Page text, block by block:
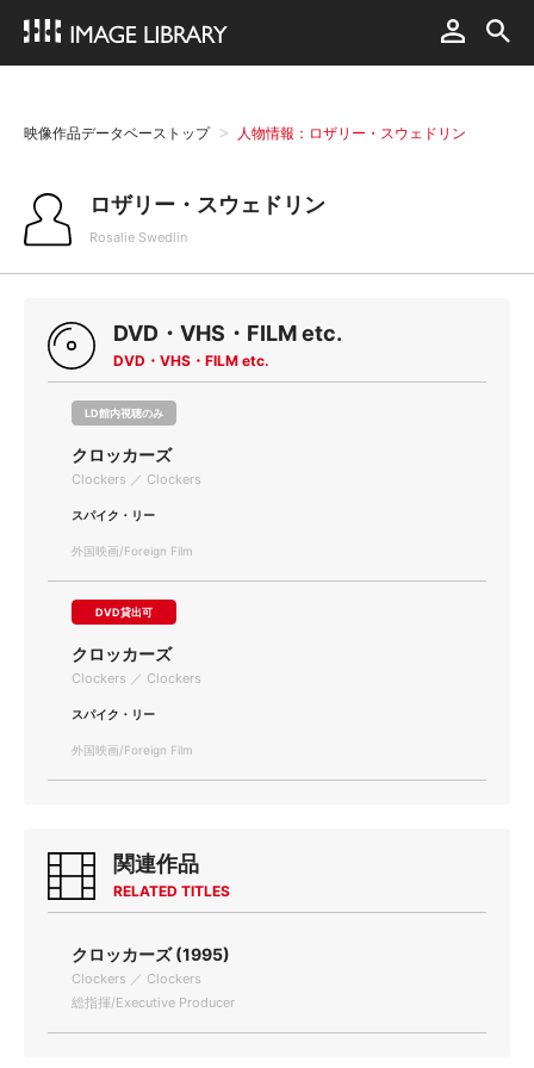
映像作品データベーストップ 人物情報：ロザリー・スウェドリン
ロザリー・スウェドリン
Rosalie Swedlin
DVD・VHS・FILM etc.
DVD・VHS・FILM etc.
LD館内視聴のみ
クロッカーズ
Clockers ／ Clockers
スパイク・リー
外国映画/Foreign Film
DVD貸出可
クロッカーズ
Clockers ／ Clockers
スパイク・リー
外国映画/Foreign Film
関連作品
RELATED TITLES
クロッカーズ (1995)
Clockers ／ Clockers
総指揮/Executive Producer